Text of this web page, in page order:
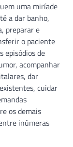
uma miríade
a dar banho,
preparar e
o paciente
episódios de
acompanhar
dar
cuidar
os demais
inúmeras